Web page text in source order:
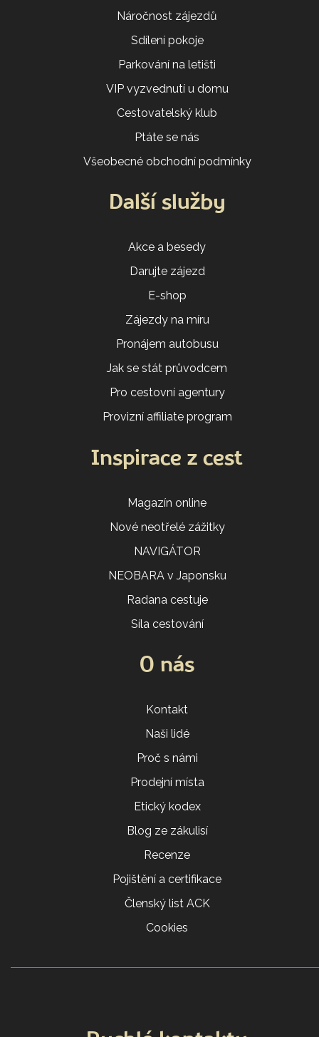
Náročnost zájezdů
Sdílení pokoje
Parkování na letišti
VIP vyzvednutí u domu
Cestovatelský klub
Ptáte se nás
Všeobecné obchodní podmínky
Další služby
Akce a besedy
Darujte zájezd
E-shop
Zájezdy na míru
Pronájem autobusu
Jak se stát průvodcem
Pro cestovní agentury
Provizní affiliate program
Inspirace z cest
Magazín online
Nové neotřelé zážitky
NAVIGÁTOR
NEOBARA v Japonsku
Radana cestuje
Síla cestování
O nás
Kontakt
Naši lidé
Proč s námi
Prodejní místa
Etický kodex
Blog ze zákulisí
Recenze
Pojištění a certifikace
Členský list ACK
Cookies